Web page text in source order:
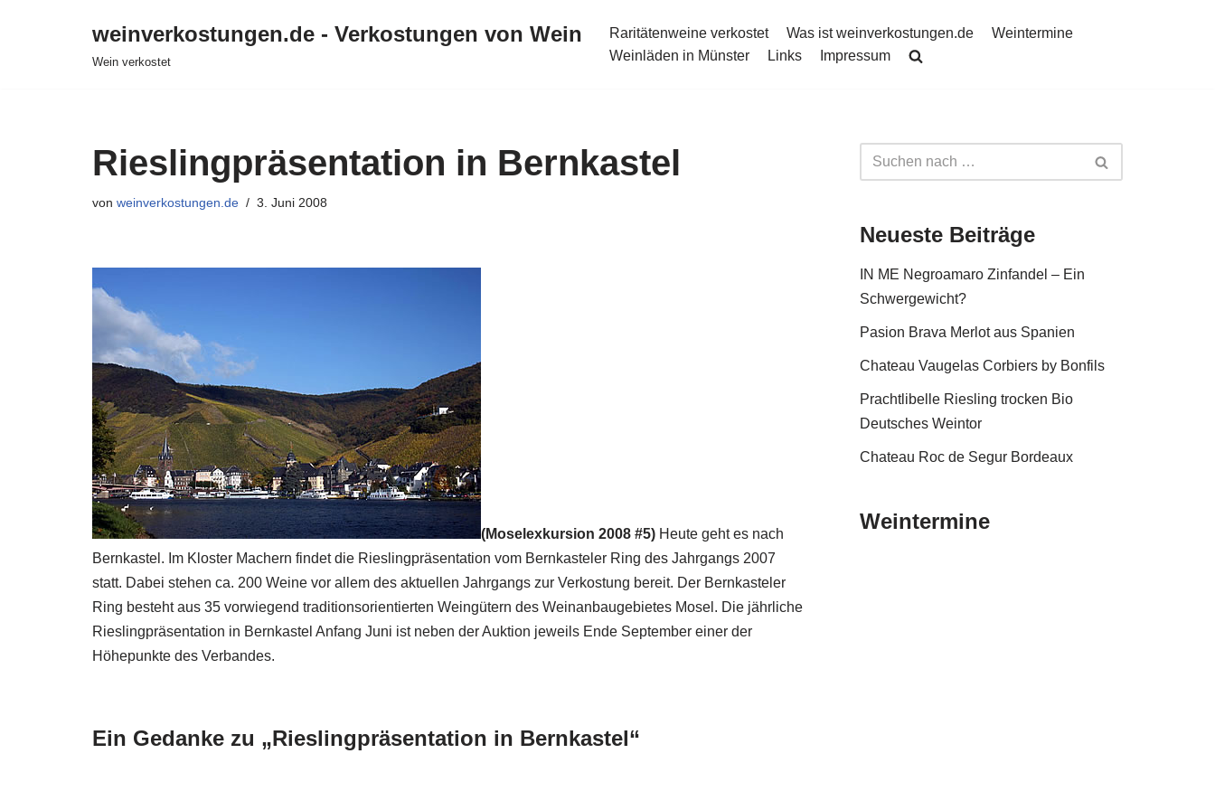
weinverkostungen.de - Verkostungen von Wein
Wein verkostet
Raritätenweine verkostet Was ist weinverkostungen.de
Weintermine
Weinläden in Münster
Links Impressum
Rieslingpräsentation in Bernkastel
von weinverkostungen.de 3. Juni 2008
(Moselexkursion 2008 #5) Heute geht es nach
Bernkastel. Im Kloster Machern findet die Rieslingpräsentation vom Bernkasteler Ring des Jahrgangs 2007
statt. Dabei stehen ca. 200 Weine vor allem des aktuellen Jahrgangs zur Verkostung bereit. Der Bernkasteler
Ring besteht aus 35 vorwiegend traditionsorientierten Weingütern des Weinanbaugebietes Mosel. Die jährliche
Rieslingpräsentation in Bernkastel Anfang Juni ist neben der Auktion jeweils Ende September einer der
Höhepunkte des Verbandes.
Ein Gedanke zu „Rieslingpräsentation in Bernkastel“
Neueste Beiträge
IN ME Negroamaro Zinfandel – Ein
Schwergewicht?
Pasion Brava Merlot aus Spanien
Chateau Vaugelas Corbiers by Bonfils
Prachtlibelle Riesling trocken Bio
Deutsches Weintor
Chateau Roc de Segur Bordeaux
Weintermine